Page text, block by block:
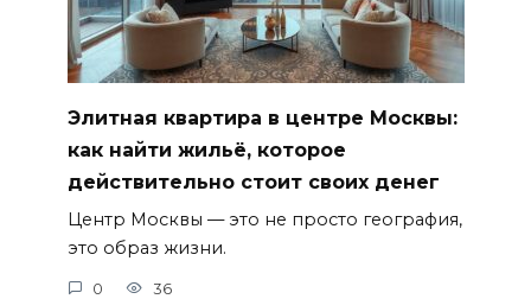
Элитная квартира в центре Москвы:
как найти жильё, которое
действительно стоит своих денег
Центр Москвы — это не просто география,
это образ жизни.
0 36